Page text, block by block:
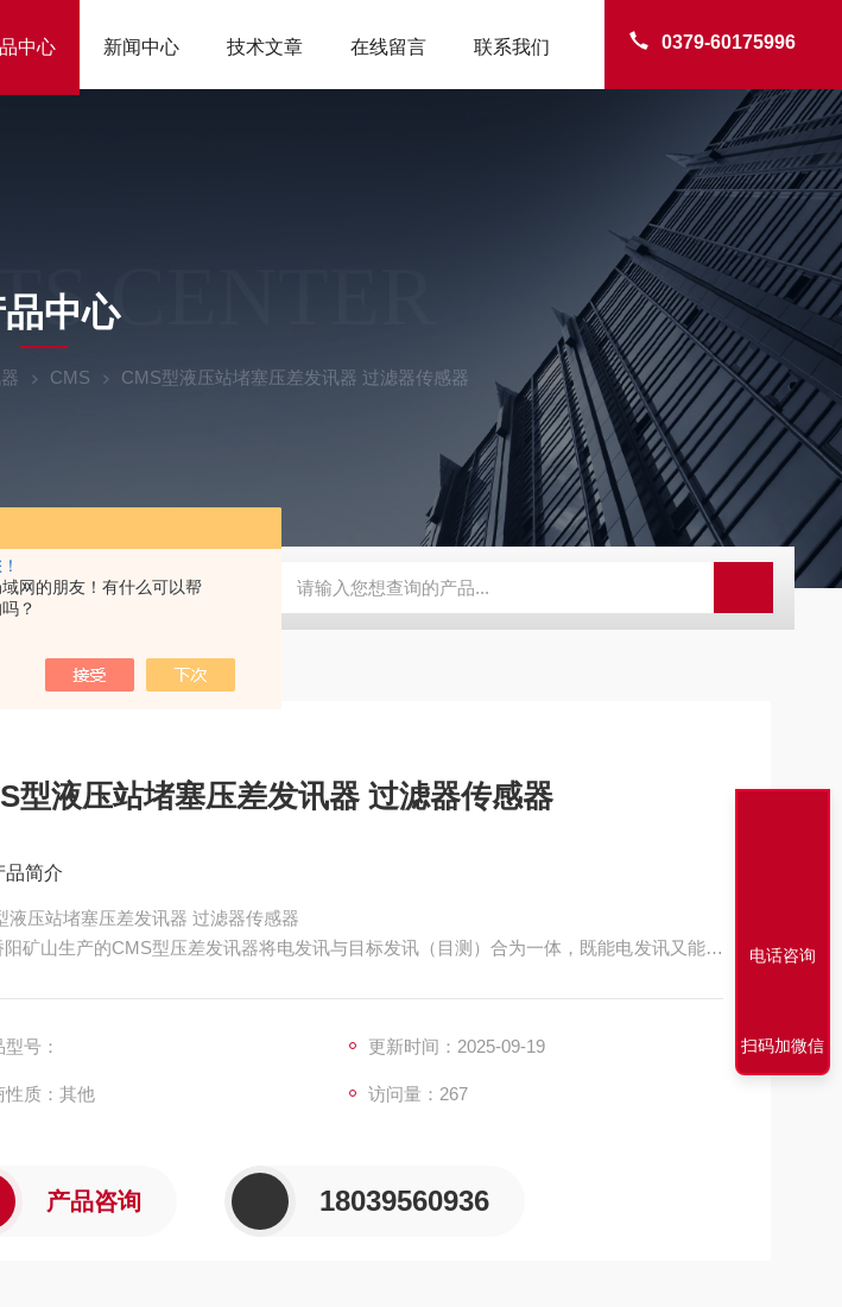
网的朋友！有什么可以帮
？
0379-60175996
中心 新闻中心 技术文章 在线留言 联系我们
CENTER
中心
CMS CMS型液压站堵塞压差发讯器 过滤器传感器
托压轮矿用斜井巷道用 矿用本安型行程开关KHXC24 井下机电设备 便携式移动液压系统总成 提升机
型液压站堵塞压差发讯器 过滤器传感器
品简介
液压站堵塞压差发讯器 过滤器传感器
阳矿山生产的CMS型压差发讯器将电发讯与目标发讯（目测）合为一体，既能电发讯又能目
型号：
更新时间：2025-09-19
性质：其他 访问量：267
产品咨询 18039560936
电话咨询
扫码加微信